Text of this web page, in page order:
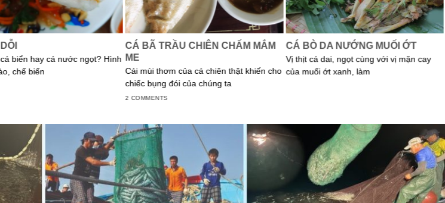
biển hay cá nước ngọt? Hình
chế biến
CÁ BÃ TRẦU CHIÊN CHẤM MẮM
ME
Cái mùi thơm của cá chiên thật khiến cho
chiếc bụng đói của chúng ta
2 COMMENTS
CÁ BÒ DA NƯỚNG MUỐI ỚT
Vị thịt cá dai, ngọt cùng với vị mặn cay
của muối ớt xanh, làm